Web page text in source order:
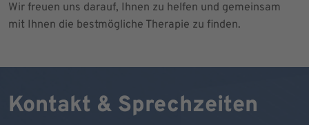
Wir freuen uns darauf, Ihnen zu helfen und gemeinsam
mit Ihnen die bestmögliche Therapie zu finden.
Kontakt & Sprechzeiten